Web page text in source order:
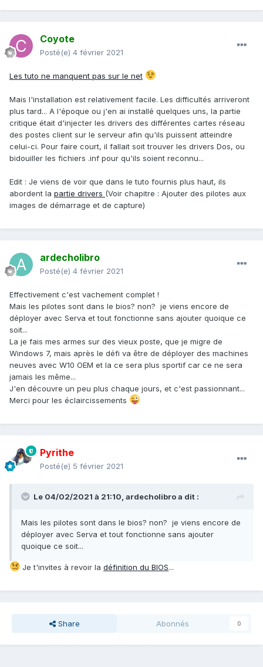
Coyote
Posté(e) 4 février 2021
Les tuto ne manquent pas sur le net
Mais l'installation est relativement facile. Les difficultés arriveront
plus tard... A l'époque ou j'en ai installé quelques uns, la partie
critique était d'injecter les drivers des différentes cartes réseau
des postes client sur le serveur afin qu'ils puissent atteindre
celui-ci. Pour faire court, il fallait soit trouver les drivers Dos, ou
bidouiller les fichiers .inf pour qu'ils soient reconnu...
Edit : Je viens de voir que dans le tuto fournis plus haut, ils
abordent la partie drivers (Voir chapitre : Ajouter des pilotes aux
images de démarrage et de capture)
ardecholibro
Posté(e) 4 février 2021
Effectivement c'est vachement complet !
Mais les pilotes sont dans le bios? non? je viens encore de
déployer avec Serva et tout fonctionne sans ajouter quoique ce
soit...
La je fais mes armes sur des vieux poste, que je migre de
Windows 7, mais après le défi va être de déployer des machines
neuves avec W10 OEM et la ce sera plus sportif car ce ne sera
jamais les même...
J'en découvre un peu plus chaque jours, et c'est passionnant...
Merci pour les éclaircissements
Pyrithe
Posté(e) 5 février 2021
Le 04/02/2021 à 21:10, ardecholibroa dit :
Mais les pilotes sont dans le bios? non? je viens encore de
déployer avec Serva et tout fonctionne sans ajouter
quoique ce soit...
Je t'invites à revoir ladéfinition du BIOS...
Share Abonnés 0